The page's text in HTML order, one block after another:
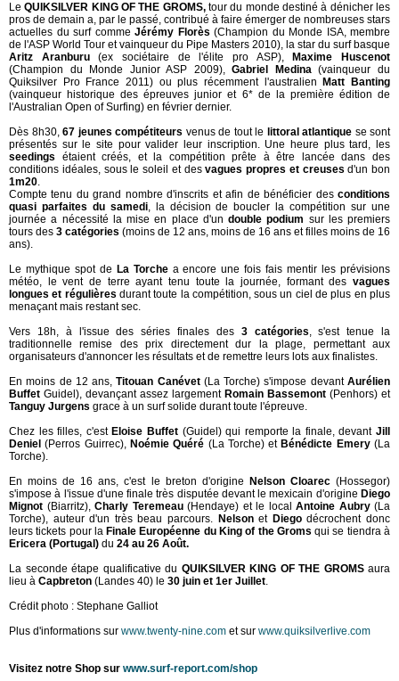
LeQUIKSILVER KING OF THE GROMS,tour du monde destiné à dénicher les
pros de demain a, par le passé, contribué à faire émerger de nombreuses stars
actuelles du surf comme Jérémy Florès (Champion du Monde ISA, membre
de l'ASP World Tour et vainqueur du Pipe Masters 2010), la star du surf basque
Aritz Aranburu(ex sociétaire de l'élite pro ASP),
Maxime Huscenot
(Champion du Monde Junior ASP 2009),Gabriel Medina(vainqueur du
Quiksilver Pro France 2011) ou plus récemment l'australien
Matt Banting
(vainqueur historique des épreuves junior et 6* de la première édition de
l'Australian Open of Surfing) en février dernier.
Dès 8h30, 67 jeunes compétiteurs venus de tout le littoral atlantique se sont
présentés sur le site pour valider leur inscription. Une heure plus tard, les
seedings étaient créés, et la compétition prête à être lancée dans des
conditions idéales, sous le soleil et desvagues propres et creusesd'un bon
1m20.
Compte tenu du grand nombre d'inscrits et afin de bénéficier des conditions
quasi parfaites du samedi, la décision de boucler la compétition sur une
journée a nécessité la mise en place d'un double podium sur les premiers
tours des 3 catégories (moins de 12 ans, moins de 16 ans et filles moins de 16
ans).
Le mythique spot de La Torchea encore une fois fais mentir les prévisions
météo, le vent de terre ayant tenu toute la journée, formant des vagues
longues et régulières durant toute la compétition, sous un ciel de plus en plus
menaçant mais restant sec.
Vers 18h, à l'issue des séries finales des3 catégories, s'est tenue la
traditionnelle remise des prix directement dur la plage, permettant aux
organisateurs d'annoncer les résultats et de remettre leurs lots aux finalistes.
En moins de 12 ans,Titouan Canévet(La Torche) s'impose devantAurélien
Buffet Guidel), devançant assez largement Romain Bassemont (Penhors) et
Tanguy Jurgens grace à un surf solide durant toute l'épreuve.
Chez les filles, c'est Eloise Buffet(Guidel) qui remporte la finale, devantJill
Deniel (Perros Guirrec), Noémie Quéré (La Torche) etBénédicte Emery(La
Torche).
En moins de 16 ans, c'est le breton d'origine
Nelson Cloarec(Hossegor)
s'impose à l'issue d'une finale très disputée devant le mexicain d'origine Diego
Mignot (Biarritz), Charly Teremeau(Hendaye) et le local Antoine Aubry (La
Torche), auteur d'un très beau parcours. Nelsonet Diegodécrochent donc
leurs tickets pour la Finale Européenne du King of the Groms qui se tiendra à
Ericera (Portugal) du 24 au 26 Août.
La seconde étape qualificative du QUIKSILVER KING OF THE GROMSaura
lieu à Capbreton (Landes 40) le 30 juin et 1er Juillet.
Crédit photo : Stephane Galliot
Plus d'informations sur www.twenty-nine.com et sur www.quiksilverlive.com
Visitez notre Shop sur www.surf-report.com/shop